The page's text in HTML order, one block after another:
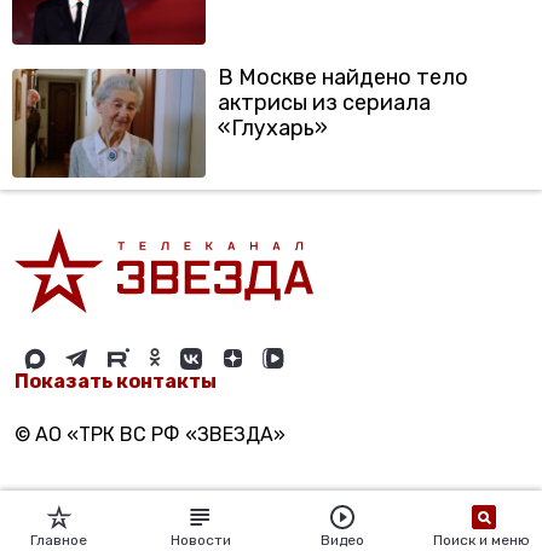
В Москве найдено тело
актрисы из сериала
«Глухарь»
Показать контакты
© АО «ТРК ВС РФ «ЗВЕЗДА»
Главное Новости Видео Поиск и меню